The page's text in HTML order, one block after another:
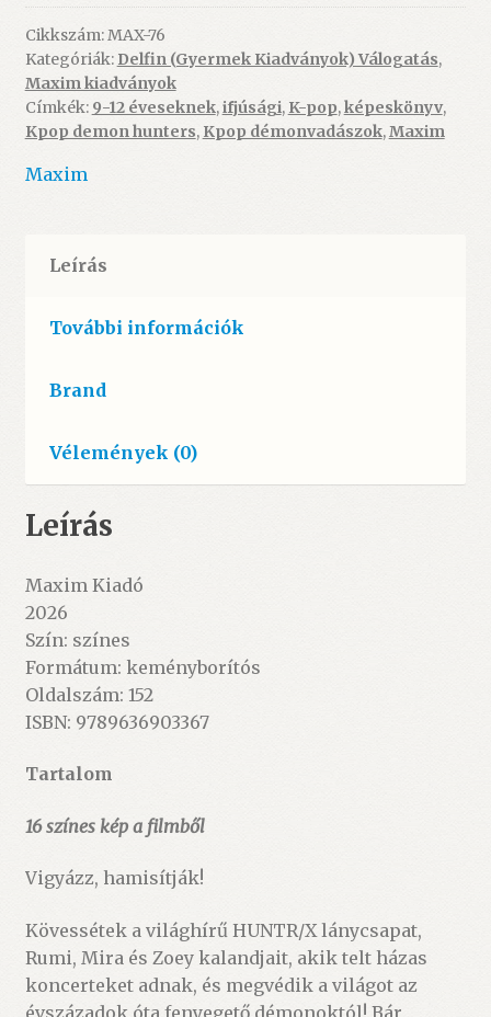
–
A
hivatalos
ifjúsági
regény
-
ÚJ
Cikkszám:MAX-76
Kategóriák: Delfin (Gyermek Kiadványok) Válogatás,
Maxim kiadványok
Címkék: 9-12 éveseknek,ifjúsági, K-pop,képeskönyv,
Kpop demon hunters, Kpop démonvadászok,Maxim
Maxim
Leírás
További információk
Brand
Vélemények (0)
Leírás
Maxim Kiadó
2026
Szín: színes
Formátum: keményborítós
Oldalszám: 152
ISBN: 9789636903367
Tartalom
16 színes kép a filmből
Vigyázz, hamisítják!
Kövessétek a világhírű HUNTR/X lánycsapat,
Rumi, Mira és Zoey kalandjait, akik telt házas
koncerteket adnak, és megvédik a világot az